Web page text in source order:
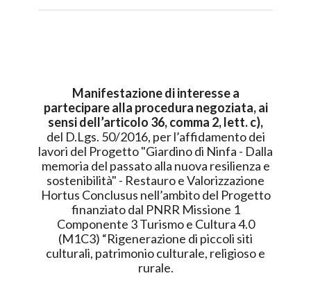
Manifestazione di interesse a
partecipare alla procedura negoziata, ai
sensi dell’articolo 36, comma 2, lett. c),
del D.Lgs. 50/2016, per l’affidamento dei
lavori del Progetto "Giardino di Ninfa - Dalla
memoria del passato alla nuova resilienza e
sostenibilità" - Restauro e Valorizzazione
Hortus Conclusus nell’ambito del Progetto
finanziato dal PNRR Missione 1
Componente 3 Turismo e Cultura 4.0
(M1C3) “Rigenerazione di piccoli siti
culturali, patrimonio culturale, religioso e
rurale.